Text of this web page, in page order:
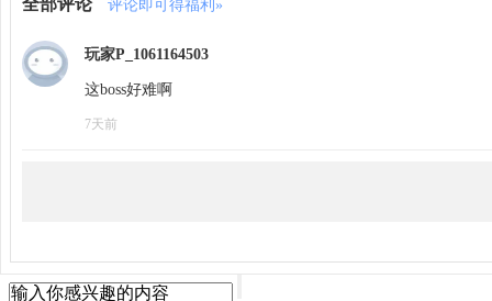
全部评论 评论即可得福利»
玩家P_1061164503
这boss好难啊
7天前